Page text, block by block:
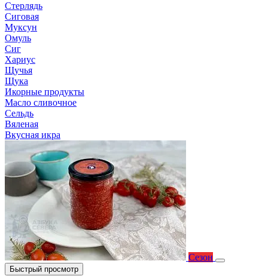
Стерлядь
Сиговая
Муксун
Омуль
Сиг
Хариус
Щучья
Щука
Икорные продукты
Масло сливочное
Сельдь
Вяленая
Вкусная икра
Сезон
Быстрый просмотр